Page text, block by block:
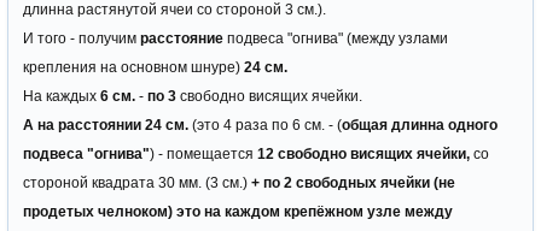
длинна растянутой ячеи со стороной 3 см.).
И того - получим расстояние подвеса "огнива" (между узлами
крепления на основном шнуре) 24 см.
На каждых 6 см. - по 3 свободно висящих ячейки.
А на расстоянии 24 см. (это 4 раза по 6 см. - (общая длинна одного
подвеса "огнива") - помещается 12 свободно висящих ячейки, со
стороной квадрата 30 мм. (3 см.) + по 2 свободных ячейки (не
продетых челноком) это на каждом крепёжном узле между